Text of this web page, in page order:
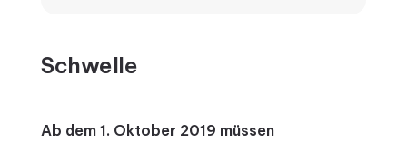
Schwelle
Ab dem 1. Oktober 2019 müssen